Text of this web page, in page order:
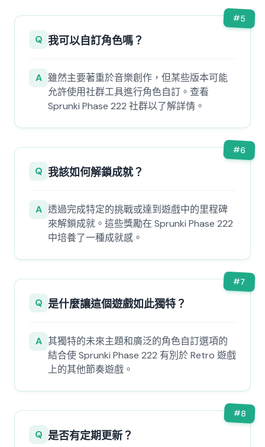
#5
Q 我可以自訂角色嗎？
A 雖然主要著重於音樂創作，但某些版本可能
允許使用社群工具進行角色自訂。查看
Sprunki Phase 222 社群以了解詳情。
#6
Q 我該如何解鎖成就？
A 透過完成特定的挑戰或達到遊戲中的里程碑
來解鎖成就。這些獎勵在 Sprunki Phase 222
中培養了一種成就感。
#7
Q 是什麼讓這個遊戲如此獨特？
A 其獨特的未來主題和廣泛的角色自訂選項的
結合使 Sprunki Phase 222 有別於 Retro 遊戲
上的其他節奏遊戲。
#8
Q 是否有定期更新？